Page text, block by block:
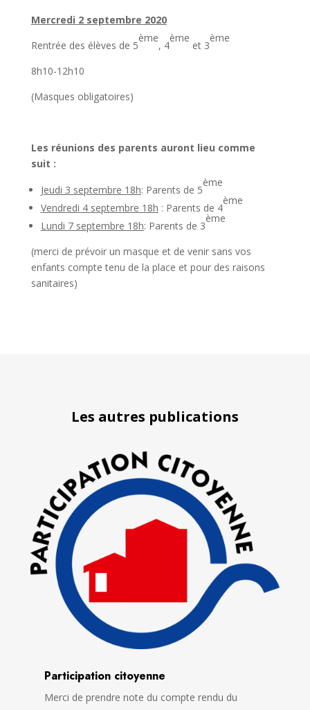
Mercredi 2 septembre 2020
Rentrée des élèves de 5
ème
, 4
ème
et 3
ème
8h10-12h10
(Masques obligatoires)
Les réunions des parents auront lieu comme
suit :
Jeudi 3 septembre 18h: Parents de 5
ème
Vendredi 4 septembre 18h : Parents de 4
ème
Lundi 7 septembre 18h: Parents de 3
ème
(merci de prévoir un masque et de venir sans vos
enfants compte tenu de la place et pour des raisons
sanitaires)
Les autres publications
Participation citoyenne
Merci de prendre note du compte rendu du